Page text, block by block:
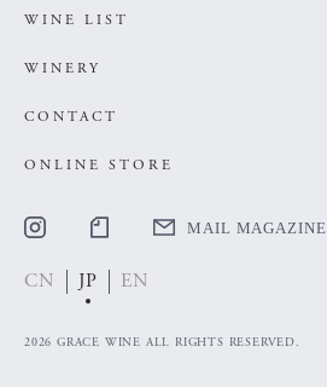
WINE LIST
WINERY
CONTACT
ONLINE STORE
MAIL MAGAZINE
CN JP EN
2026 GRACE WINE ALL RIGHTS RESERVED.